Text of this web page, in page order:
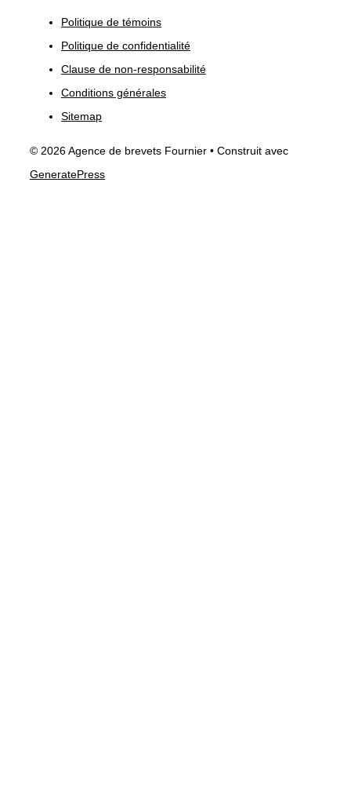
Politique de témoins
Politique de confidentialité
Clause de non-responsabilité
Conditions générales
Sitemap
© 2026 Agence de brevets Fournier • Construit avec
GeneratePress